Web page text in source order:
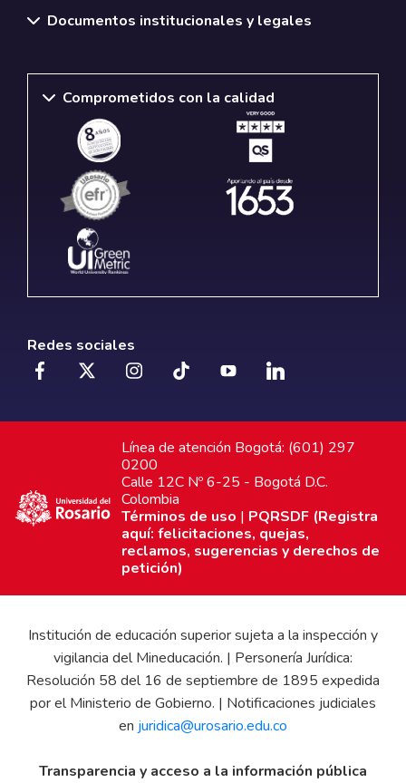
Documentos institucionales y legales
Comprometidos con la calidad
Redes sociales
Línea de atención Bogotá: (601) 297
0200
Calle 12C Nº 6-25 - Bogotá D.C.
Colombia
Términos de uso | PQRSDF (Registra
aquí: felicitaciones, quejas,
reclamos, sugerencias y derechos de
petición)
Institución de educación superior sujeta a la inspección y
vigilancia del Mineducación. | Personería Jurídica:
Resolución 58 del 16 de septiembre de 1895 expedida
por el Ministerio de Gobierno. | Notificaciones judiciales
en juridica@urosario.edu.co
Transparencia y acceso a la información pública